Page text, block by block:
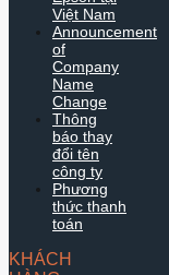
Việt Nam
Announcement
of
Company
Name
Change
Thông
báo thay
đổi tên
công ty
Phương
thức thanh
toán
KHÁCH